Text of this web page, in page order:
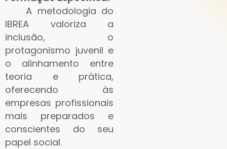
A metodologia do
IBREA valoriza a
inclusão, o
protagonismo juvenil e
o alinhamento entre
teoria e prática,
oferecendo às
empresas profissionais
mais preparados e
conscientes do seu
papel social.